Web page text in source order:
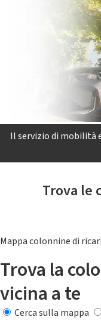
Il servizio di mobilità
Trova le
Mappa colonnine di
Trova la
vicina a te
Cerca sulla mappa